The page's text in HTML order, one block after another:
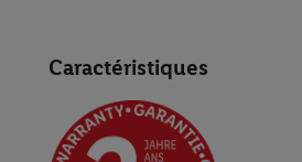
Caractéristiques